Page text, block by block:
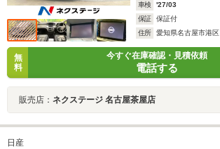
車検
'27/03
保証
保証付
住所
愛知県名古屋市港区
無
料
今すぐ在庫確認・見積依頼
電話する
販売店： ネクステージ 名古屋茶屋店
日産